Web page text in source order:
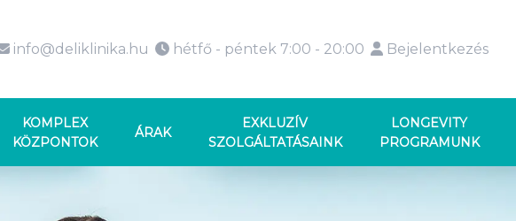
info@deliklinika.hu hétfő - péntek 7:00 - 20:00 Bejelentkezés
KOMPLEX
KÖZPONTOK
ÁRAK
EXKLUZÍV
SZOLGÁLTATÁSAINK
LONGEVITY
PROGRAMUNK